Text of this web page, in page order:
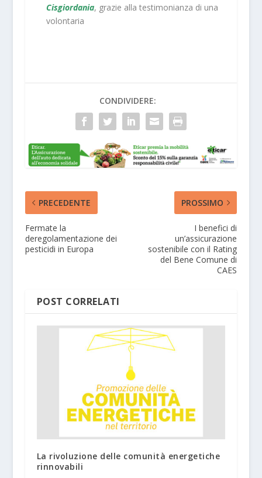
Cisgiordania, grazie alla testimonianza di una
volontaria
CONDIVIDERE:
PRECEDENTE
Fermate la
deregolamentazione dei
pesticidi in Europa
PROSSIMO
I benefici di
un’assicurazione
sostenibile con il Rating
del Bene Comune di
CAES
POST CORRELATI
La rivoluzione delle comunità energetiche
rinnovabili